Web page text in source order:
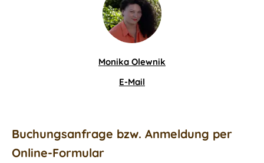
Monika Olewnik
E-Mail
Buchungsanfrage bzw. Anmeldung per
Online-Formular